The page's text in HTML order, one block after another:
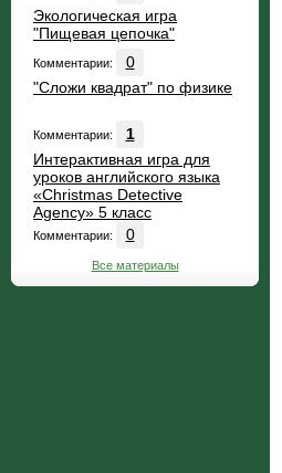
Экологическая игра
"Пищевая цепочка"
Комментарии:
0
"Сложи квадрат" по физике
Комментарии:
1
Интерактивная игра для
уроков английского языка
«Christmas Detective
Agency» 5 класс
Комментарии: 0
Все материалы